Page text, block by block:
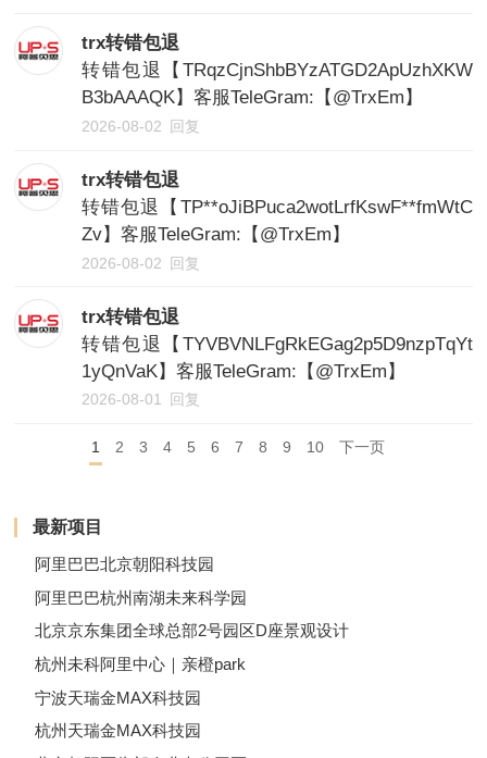
trx转错包退
转错包退【TRqzCjnShbBYzATGD2ApUzhXKW
B3bAAAQK】客服TeleGram:【@TrxEm】
2026-08-02 回复
trx转错包退
转错包退【TP**oJiBPuca2wotLrfKswF**fmWtC
Zv】客服TeleGram:【@TrxEm】
2026-08-02 回复
trx转错包退
转错包退【TYVBVNLFgRkEGag2p5D9nzpTqYt
1yQnVaK】客服TeleGram:【@TrxEm】
2026-08-01 回复
1 2 3 4 5 6 7 8 9 10 下一页
最新项目
阿里巴巴北京朝阳科技园
阿里巴巴杭州南湖未来科学园
北京京东集团全球总部2号园区D座景观设计
杭州未科阿里中心｜亲橙park
宁波天瑞金MAX科技园
杭州天瑞金MAX科技园